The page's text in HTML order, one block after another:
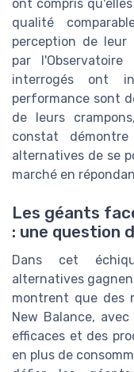
ont compris
qualité
perception de leur
par
interrogés ont
performance sont
de leurs
constat
alternatives de se
marché en
Les géants
: une question
Dans cet
alternatives
montrent que des
New Balance,
efficaces et des
en plus de